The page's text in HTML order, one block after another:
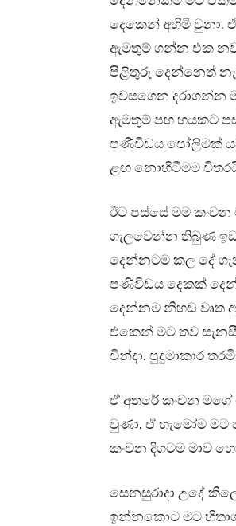
දෙකෙන් අහිමි වුනා.
ඇමතුම් ගන්න එක
පිළිතුරු දෙන්නෙත්
ඉවසගෙන දරාගන්න
ඇමතුම් පහ හයකට
පණිවිඩය පෝලිමක්
ළඟ නොහිටීමම
ඊට පස්සේ මම
ගැලවෙන්න තිබුණ ඉඩ
දෙන්නටම කල දේ
පණිවිඩය දෙකක්
දෙන්නම නිහඬ වෘත
එකෙන් මට තව
වින්දා. පුදුමාකාර
ඒ අතරේ කංචන
වුණා. ඒ හැමෝම මට
කංචන දිගටම මාව
සෙනසුරාදා උදේ
ඉන්නකොට මට